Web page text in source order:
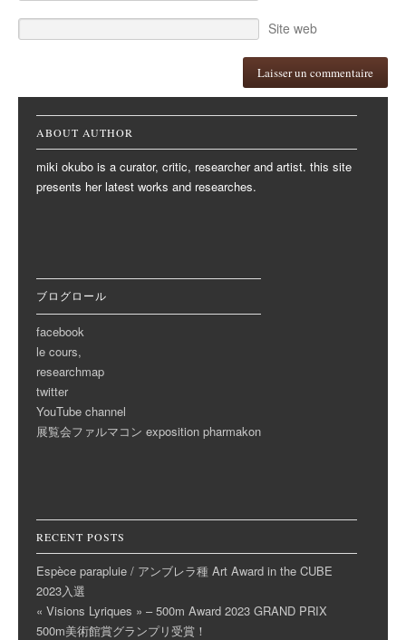
Site web
ABOUT AUTHOR
miki okubo is a curator, critic, researcher and artist. this site
presents her latest works and researches.
ブログロール
facebook
le cours,
researchmap
twitter
YouTube channel
展覧会ファルマコン exposition pharmakon
RECENT POSTS
Espèce parapluie / アンブレラ種 Art Award in the CUBE
2023入選
« Visions Lyriques » – 500m Award 2023 GRAND PRIX
500m美術館賞グランプリ受賞！